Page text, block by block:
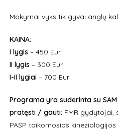
Mokymai vyks tik gyvai anglų
KAINA:
I lygis – 450 Eur
II lygis – 300 Eur
I-II lygiai– 700 Eur
Programa yra suderinta su
pratęsti / gauti: FMR gydytojai,
PASP taikomosios